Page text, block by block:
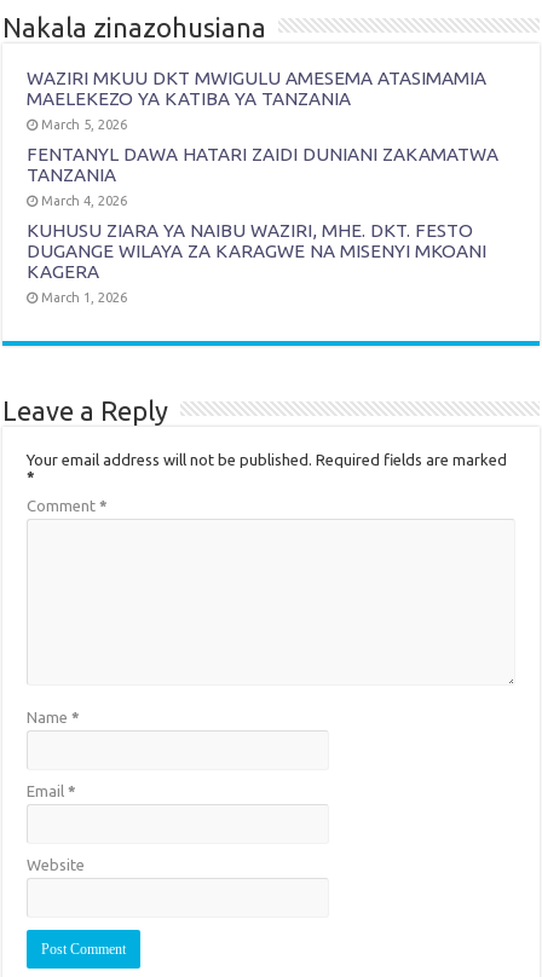
Nakala zinazohusiana
WAZIRI MKUU DKT MWIGULU AMESEMA ATASIMAMIA
MAELEKEZO YA KATIBA YA TANZANIA
March 5, 2026
FENTANYL DAWA HATARI ZAIDI DUNIANI ZAKAMATWA
TANZANIA
March 4, 2026
KUHUSU ZIARA YA NAIBU WAZIRI, MHE. DKT. FESTO
DUGANGE WILAYA ZA KARAGWE NA MISENYI MKOANI
KAGERA
March 1, 2026
Leave a Reply
Your email address will not be published. Required fields are marked
*
Comment*
Name*
Email*
Website